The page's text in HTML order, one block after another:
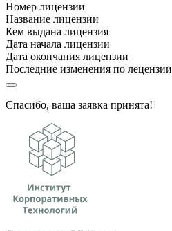
Номер лицензии
Название лицензии
Кем выдана лицензия
Дата начала лицензии
Дата окончания лицензии
Последние изменения по лецензии
Спасибо, ваша заявка принята!